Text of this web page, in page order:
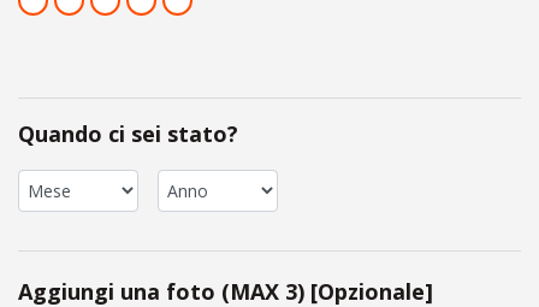
Quando ci sei stato?
Aggiungi una foto (MAX 3) [Opzionale]